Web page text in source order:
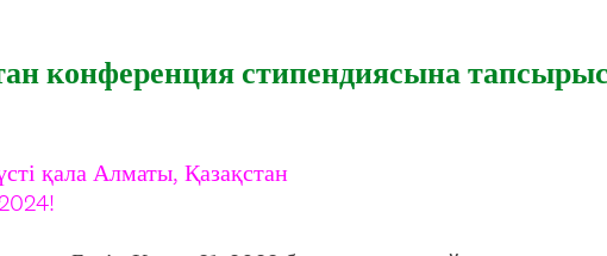
конференция стипендиясына
қала Алматы, Қазақстан